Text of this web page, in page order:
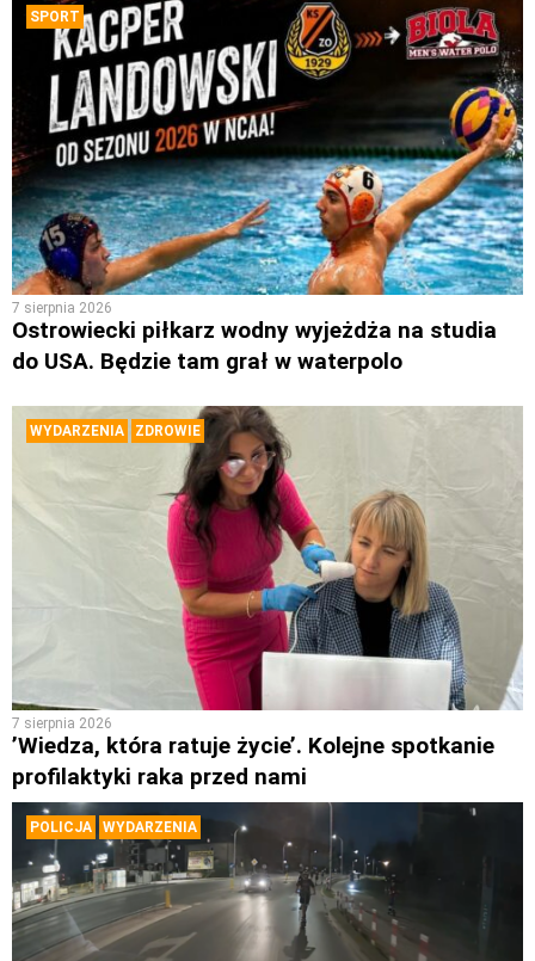
SPORT
7 sierpnia 2026
Ostrowiecki piłkarz wodny wyjeżdża na studia
do USA. Będzie tam grał w waterpolo
WYDARZENIA ZDROWIE
7 sierpnia 2026
’Wiedza, która ratuje życie’. Kolejne spotkanie
profilaktyki raka przed nami
POLICJA WYDARZENIA